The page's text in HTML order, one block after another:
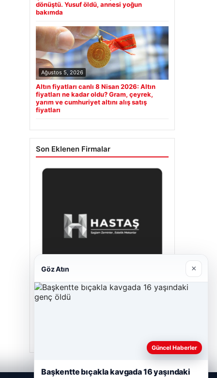
dönüştü. Yusuf öldü, annesi yoğun
bakımda
Ağustos 5, 2026
Altın fiyatları canlı 8 Nisan 2026: Altın
fiyatları ne kadar oldu? Gram, çeyrek,
yarım ve cumhuriyet altını alış satış
fiyatları
Son Eklenen Firmalar
Hastaş Beton
Göz Atın ×
Güncel Haberler
Başkentte bıçakla kavgada 16 yaşındaki